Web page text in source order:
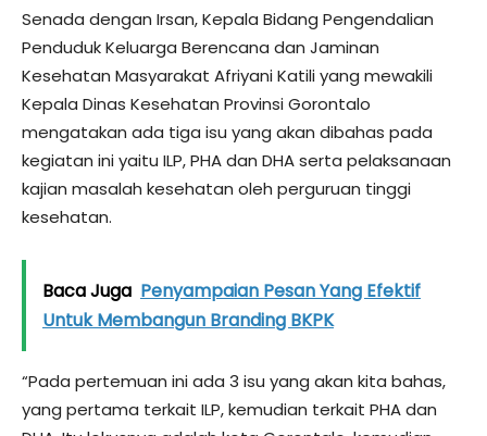
Senada dengan Irsan, Kepala Bidang Pengendalian
Penduduk Keluarga Berencana dan Jaminan
Kesehatan Masyarakat Afriyani Katili yang mewakili
Kepala Dinas Kesehatan Provinsi Gorontalo
mengatakan ada tiga isu yang akan dibahas pada
kegiatan ini yaitu ILP, PHA dan DHA serta pelaksanaan
kajian masalah kesehatan oleh perguruan tinggi
kesehatan.
Baca Juga Penyampaian Pesan Yang Efektif
Untuk Membangun Branding BKPK
“Pada pertemuan ini ada 3 isu yang akan kita bahas,
yang pertama terkait ILP, kemudian terkait PHA dan